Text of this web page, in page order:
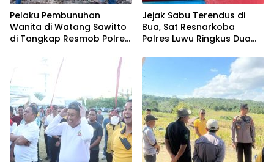
Pelaku Pembunuhan
Wanita di Watang Sawitto
di Tangkap Resmob Polres
Jejak Sabu Terendus di
Bua, Sat Resnarkoba
Polres Luwu Ringkus Dua